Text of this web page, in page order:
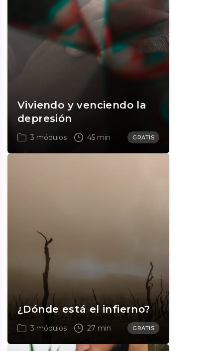
Viviendo y venciendo la
depresión
3 módulos 45 min GRATIS
¿Dónde está el infierno?
3 módulos 27 min GRATIS